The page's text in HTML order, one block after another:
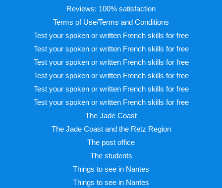
Reviews: 100% satisfaction
Terms of Use/Terms and Conditions
Test your spoken or written French skills for free
Test your spoken or written French skills for free
Test your spoken or written French skills for free
Test your spoken or written French skills for free
Test your spoken or written French skills for free
Test your spoken or written French skills for free
The Jade Coast
The Jade Coast and the Retz Region
The post office
The students
Things to see in Nantes
Things to see in Nantes